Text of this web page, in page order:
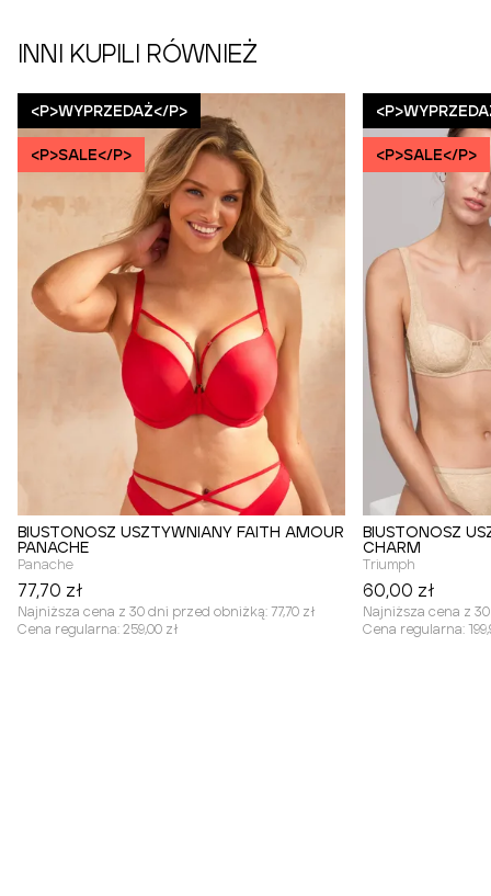
INNI KUPILI RÓWNIEŻ
<P>WYPRZEDAŻ</P>
<P>SALE</P>
BIUSTONOSZ USZTYWNIANY FAITH AMOUR
PANACHE
Panache
77,70 zł
Najniższa cena z 30 dni przed obniżką: 77,70 zł
Cena regularna: 259,00 zł
<P>SALE</P>
BIUSTONOSZ
CHARM
Triumph
60,00 zł
Najniższa cena z
Cena regularna: